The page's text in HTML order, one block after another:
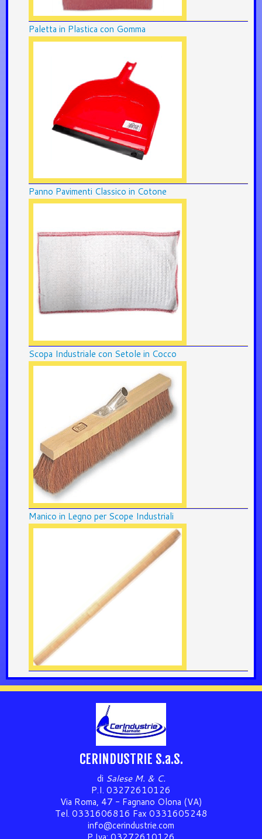
Paletta in Plastica con Gomma
Panno Pavimenti Classico in Cotone
Scopa Industriale con Setole in Cocco
Manico in Legno per Scope Industriali
CERINDUSTRIE S.a.S.
di Salese M. & C.
P.I. 03272610126
Via Roma, 47 - Fagnano Olona (VA)
Tel. 0331606816 Fax 0331605248
info@cerindustrie.com